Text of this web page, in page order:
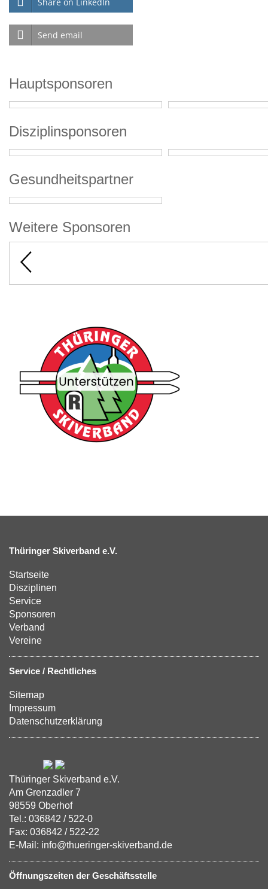
Send email
Hauptsponsoren
Disziplinsponsoren
Gesundheitspartner
Weitere Sponsoren
Thüringer Skiverband e.V.
Startseite
Disziplinen
Service
Sponsoren
Verband
Vereine
Service / Rechtliches
Sitemap
Impressum
Datenschutzerklärung
Thüringer Skiverband e.V.
Am Grenzadler 7
98559 Oberhof
Tel.: 036842 / 522-0
Fax: 036842 / 522-22
E-Mail: info@thueringer-skiverband.de
Öffnungszeiten der Geschäftsstelle